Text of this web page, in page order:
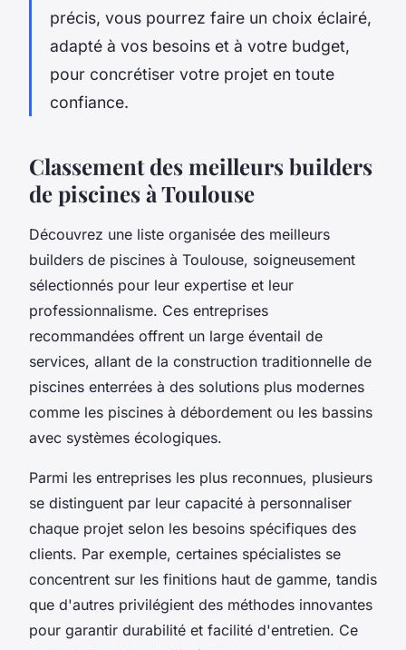
précis, vous pourrez faire un choix éclairé,
adapté à vos besoins et à votre budget,
pour concrétiser votre projet en toute
confiance.
Classement des meilleurs builders
de piscines à Toulouse
Découvrez une liste organisée des meilleurs
builders de piscines à Toulouse, soigneusement
sélectionnés pour leur expertise et leur
professionnalisme. Ces entreprises
recommandées offrent un large éventail de
services, allant de la construction traditionnelle de
piscines enterrées à des solutions plus modernes
comme les piscines à débordement ou les bassins
avec systèmes écologiques.
Parmi les entreprises les plus reconnues, plusieurs
se distinguent par leur capacité à personnaliser
chaque projet selon les besoins spécifiques des
clients. Par exemple, certaines spécialistes se
concentrent sur les finitions haut de gamme, tandis
que d'autres privilégient des méthodes innovantes
pour garantir durabilité et facilité d'entretien. Ce